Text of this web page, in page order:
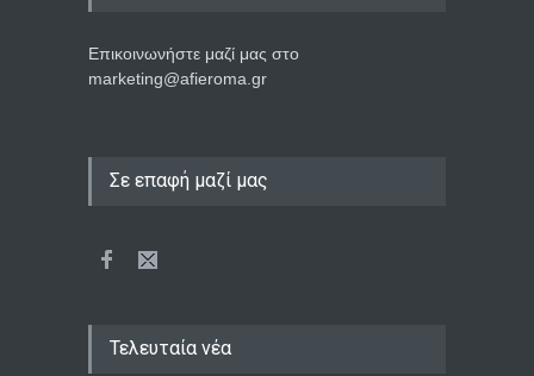
Επικοινωνήστε μαζί μας στο
marketing@afieroma.gr
Σε επαφή μαζί μας
Τελευταία νέα